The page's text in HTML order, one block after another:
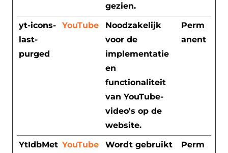
gezien.
yt-icons-
last-
purged
YouTube
Noodzakelijk
voor de
implementatie
en
functionaliteit
van YouTube-
video's op de
website.
Perm
anent
YtIdbMet YouTube
Wordt gebruikt
Perm